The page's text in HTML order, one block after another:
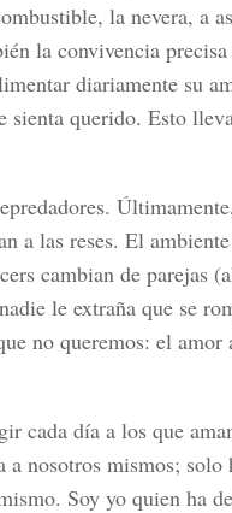
la nevera, a
la convivencia
diariamente su
sienta querido. Esto
a las reses. El
cambian de parejas
le extraña que se
no queremos: el amor
cada día a los que
nosotros mismos; solo
Soy yo quien ha